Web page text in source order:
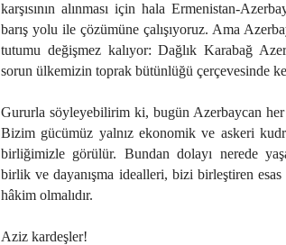
karşısının alınması için hala Ermenistan-
barış yolu ile çözümüne çalışıyoruz. Ama
tutumu değişmez kalıyor: Dağlık Karabağ
sorun ülkemizin toprak bütünlüğü çerçevesinde
Gururla söyleyebilirim ki, bugün Azerbaycan
Bizim gücümüz yalnız ekonomik ve askeri
birliğimizle görülür. Bundan dolayı nerede
birlik ve dayanışma idealleri, bizi birleştiren
hâkim olmalıdır.
Aziz kardeşler!